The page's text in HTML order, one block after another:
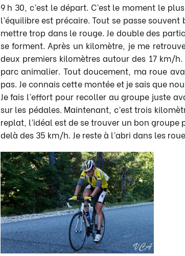
9 h 30, c’est le départ. C’est le moment le
l’équilibre est précaire. Tout se passe
mettre trop dans le rouge. Je double des
se forment. Après un kilomètre, je me
deux premiers kilomètres autour des 17 km/
parc animalier. Tout doucement, ma roue
pas. Je connais cette montée et je sais que
Je fais l’effort pour recoller au groupe juste
sur les pédales. Maintenant, c’est trois
replat, l’idéal est de se trouver un bon
delà des 35 km/h. Je reste à l’abri dans les